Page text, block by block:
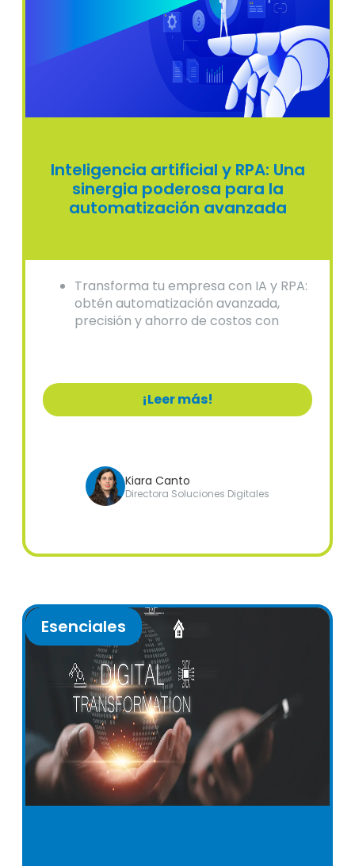
Inteligencia artificial y RPA: Una
sinergia poderosa para la
automatización avanzada
Transforma tu empresa con IA y RPA:
obtén automatización avanzada,
precisión y ahorro de costos con
¡Leer más!
Kiara Canto
Directora Soluciones Digitales
Esenciales